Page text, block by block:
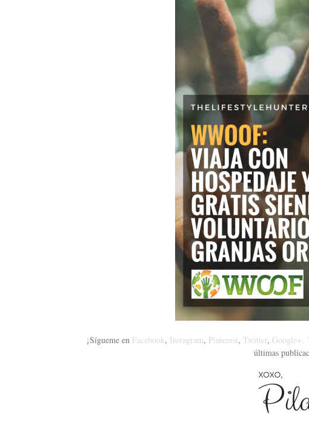
¡Sígueme en Facebook, Instagram, Pinterest, Twitter, Google+,
últimas